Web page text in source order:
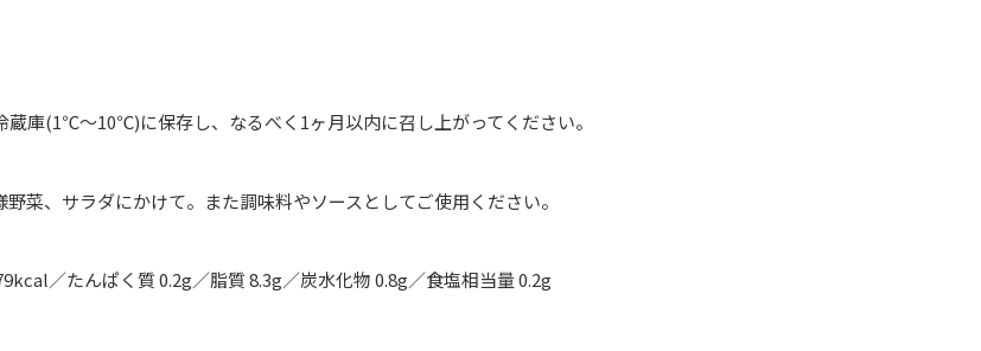
蔵庫(1℃～10℃)に保存し、なるべく1ヶ月以内に召し上がってください。
菜、サラダにかけて。また調味料やソースとしてご使用ください。
／たんぱく質 0.2g／脂質 8.3g／炭水化物 0.8g／食塩相当量 0.2g